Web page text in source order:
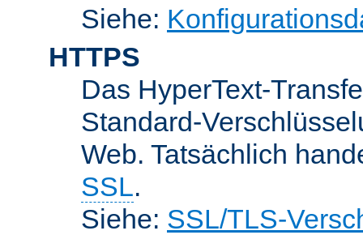
Siehe:
HTTPS
Das HyperText-
Standard-
Web. Tatsächlich
SSL.
Siehe: SSL/TLS-